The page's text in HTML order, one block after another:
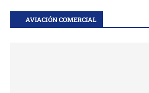
AVIACIÓN COMERCIAL